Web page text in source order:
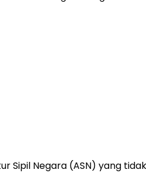
Sipil Negara (ASN) yang